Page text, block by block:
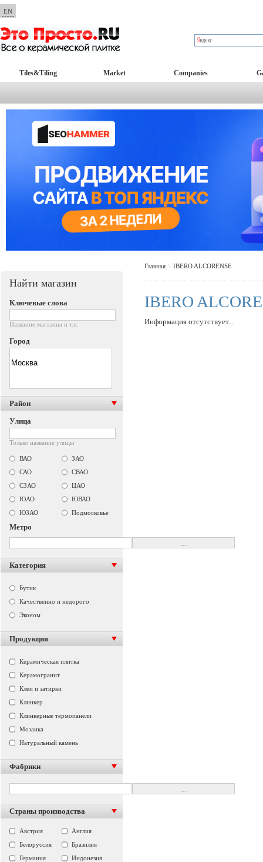
EN
Tiles&Tiling Market Companies
Главная \ IBERO ALCORENSE
IBERO
Информация отсутствует...
Найти магазин
Ключевые слова
Название магазина и т.п.
Город
Район
Улица
Только название улицы
ВАО
ЗАО
САО
СВАО
СЗАО
ЦАО
ЮАО
ЮВАО
ЮЗАО
Подмосковье
Метро
Категория
Бутик
Качественно и недорого
Эконом
Продукция
Керамическая плитка
Керамогранит
Клеи и затирки
Клинкер
Клинкерные термопанели
Мозаика
Натуральный камень
Фабрики
Страны производства
Австрия
Англия
Белоруссия
Бразилия
Германия
Индонезия